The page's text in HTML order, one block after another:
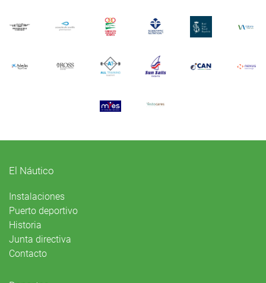
El Náutico
Instalaciones
Puerto deportivo
Historia
Junta directiva
Contacto